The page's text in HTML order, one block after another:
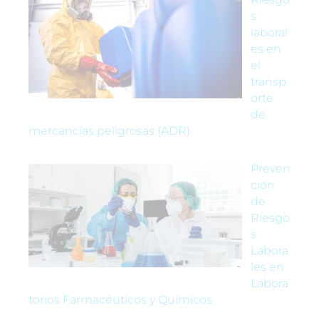
s
laboral
es en
el
transp
orte
de
mercancías peligrosas (ADR)
Preven
ción
de
Riesgo
s
Labora
les en
Labora
torios Farmacéuticos y Químicos